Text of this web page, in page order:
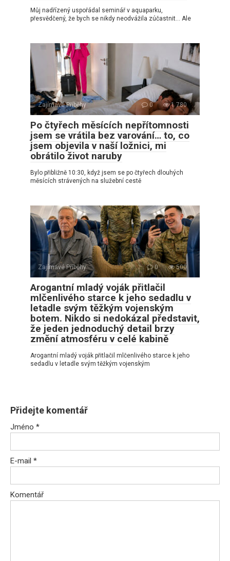
Můj nadřízený uspořádal seminář v aquaparku,
přesvědčený, že bych se nikdy neodvážila zúčastnit… Ale
Zajímavé Příběhy 0 1 780
Po čtyřech měsících nepřítomnosti
jsem se vrátila bez varování… to, co
jsem objevila v naší ložnici, mi
obrátilo život naruby
Bylo přibližně 10:30, když jsem se po čtyřech dlouhých
měsících strávených na služební cestě
Zajímavé Příběhy 0 500
Arogantní mladý voják přitlačil
mlčenlivého starce k jeho sedadlu v
letadle svým těžkým vojenským
botem. Nikdo si nedokázal představit,
že jeden jednoduchý detail brzy
změní atmosféru v celé kabině
Arogantní mladý voják přitlačil mlčenlivého starce k jeho
sedadlu v letadle svým těžkým vojenským
Přidejte komentář
Jméno *
E-mail *
Komentář